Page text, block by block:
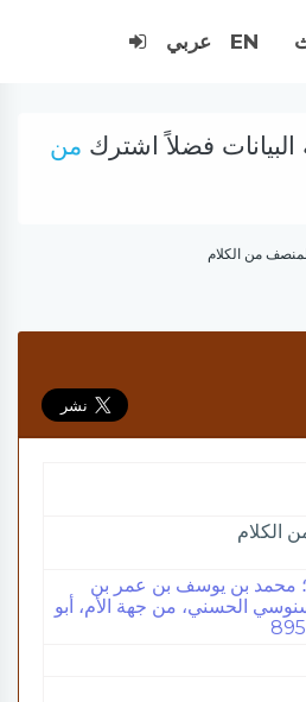
EN عربي
فضلاً اشترك من
من الكلام
الكلام
محمد بن يوسف بن عمر بن
الحسني، من جهة الأم، أبو